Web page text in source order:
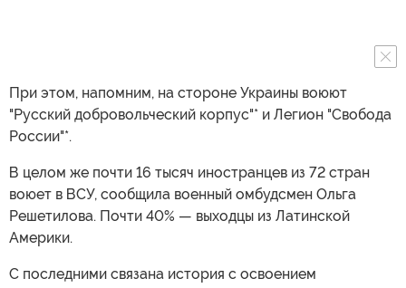
При этом, напомним, на стороне Украины воюют
"Русский добровольческий корпус"* и Легион "Свобода
России"*.
В целом же почти 16 тысяч иностранцев из 72 стран
воюет в ВСУ, сообщила военный омбудсмен Ольга
Решетилова. Почти 40% — выходцы из Латинской
Америки.
С последними связана история с освоением